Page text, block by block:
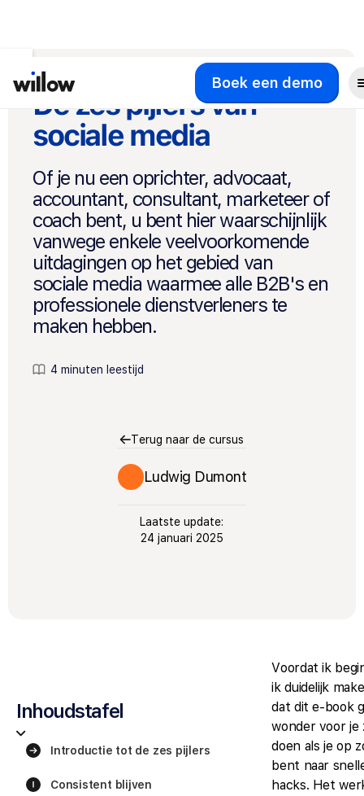
Boek een demo
Terug naar de cursus
Ludwig Dumont
Laatste update:
24 januari 2025
De zes pijlers van
sociale media
Of je nu een oprichter, advocaat,
accountant, consultant, marketeer of
coach bent, u bent hier waarschijnlijk
vanwege enkele veelvoorkomende
uitdagingen op het gebied van
sociale media waarmee alle B2B's en
professionele dienstverleners te
maken hebben.
4 minuten leestijd
Inhoudstafel
Introductie tot de zes pijlers
Consistent blijven
Voordat ik
ik duidelijk
dat dit e-book
wonder voor je
doen als je op
bent naar
hacks. Het